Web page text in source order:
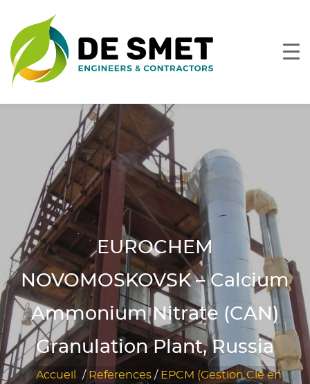
EUROCHEM
NOVOMOSKOVSK – Calcium
Ammonium Nitrate (CAN)
Granulation Plant, Russia
Accueil / References/ EPCM (Gestion Clé en